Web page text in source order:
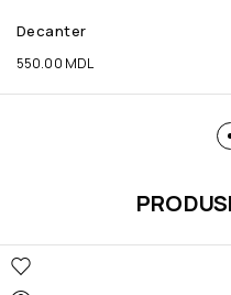
Decanter
550.00 MDL